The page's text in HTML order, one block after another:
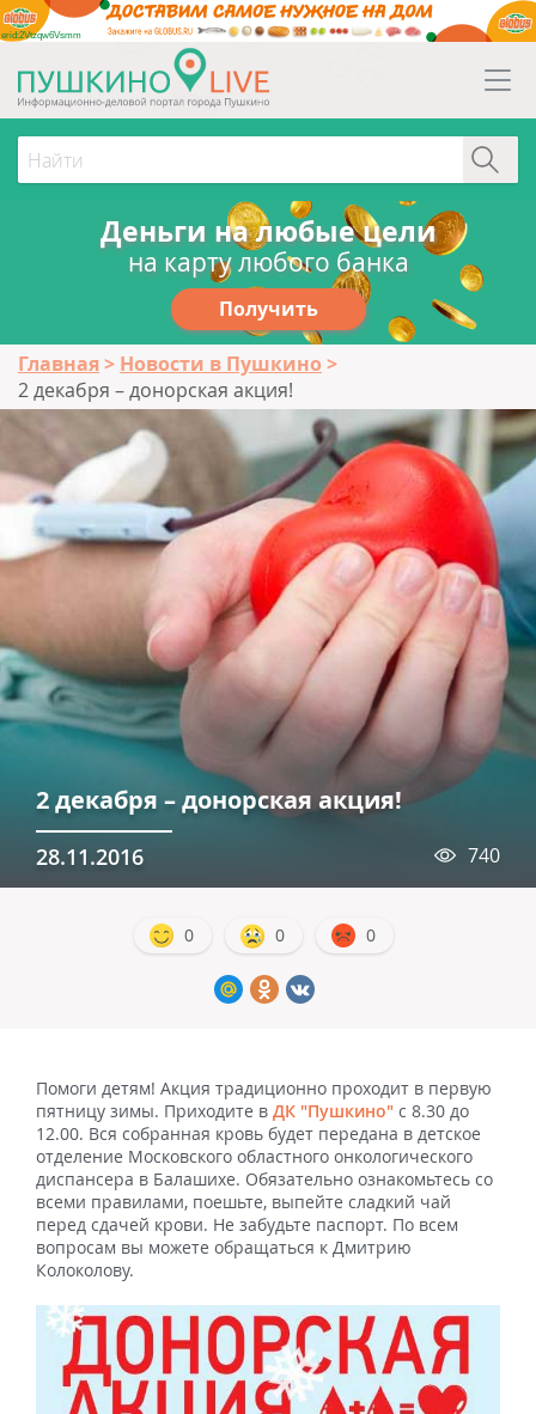
erid:2Vtzqw6Vsmm
Деньги на любые цели
на карту любого банка
Получить
Главная
Новости в Пушкино
2 декабря – донорская акция!
2 декабря – донорская акция!
28.11.2016 740
0 0 0
Помоги детям! Акция традиционно проходит в первую
пятницу зимы. Приходите в ДК "Пушкино" с 8.30 до
12.00. Вся собранная кровь будет передана в детское
отделение Московского областного онкологического
диспансера в Балашихе. Обязательно ознакомьтесь со
всеми правилами, поешьте, выпейте сладкий чай
перед сдачей крови. Не забудьте паспорт. По всем
вопросам вы можете обращаться к Дмитрию
Колоколову.